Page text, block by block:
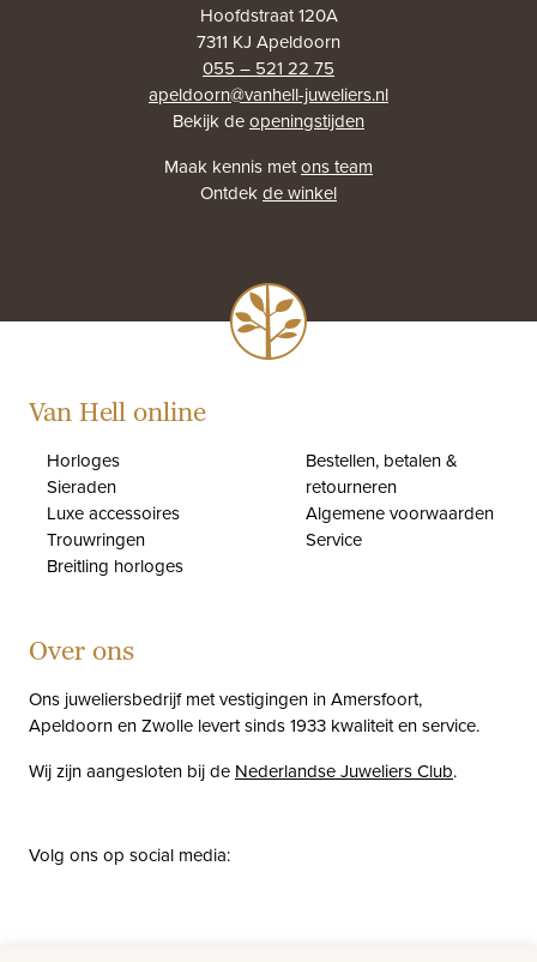
Hoofdstraat 120A
7311 KJ Apeldoorn
055 – 521 22 75
apeldoorn@vanhell-juweliers.nl
Bekijk deopeningstijden
Maak kennis metons team
Ontdekde winkel
Van Hell online
Horloges
Sieraden
Luxe accessoires
Trouwringen
Breitling horloges
Bestellen, betalen &
retourneren
Algemene voorwaarden
Service
Over ons
Ons juweliersbedrijf met vestigingen in Amersfoort,
Apeldoorn en Zwolle levert sinds 1933 kwaliteit en service.
Wij zijn aangesloten bij de Nederlandse Juweliers Club.
Volg ons op social media: